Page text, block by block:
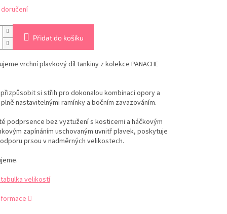
Přidat do košíku
vrchní plavkový díl tankiny z kolekce PANACHE
si střih pro dokonalou kombinaci opory a
nastavitelnými ramínky a bočním zavazováním.
podprsence bez vyztužení s kosticemi a háčkovým
zapínáním uschovaným uvnitř plavek, poskytuje
prsou v nadměrných velikostech.
tabulka velikostí